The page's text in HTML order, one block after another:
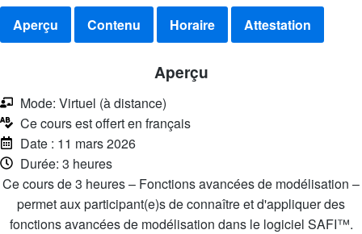
Aperçu Contenu Horaire Attestation
Aperçu
Mode: Virtuel (à distance)
Ce cours est offert en français
Date : 11 mars 2026
Durée: 3 heures
Ce cours de 3 heures – Fonctions avancées de modélisation –
permet aux participant(e)s de connaître et d'appliquer des
fonctions avancées de modélisation dans le logiciel SAFI™.